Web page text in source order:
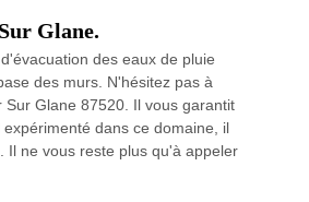
Glane.
des eaux de pluie
des murs. N'hésitez pas à
Glane 87520. Il vous garantit
dans ce domaine, il
Il ne vous reste plus qu'à appeler